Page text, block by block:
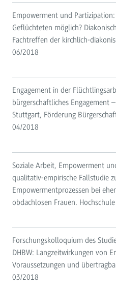
Empowerment und
Geflüchteten möglich?
Fachtreffen der kirchlich-
06/2018
Engagement in der
bürgerschaftliches Engagement
Stuttgart, Förderung
04/2018
Soziale Arbeit, Empowerment
qualitativ-empirische Fallstudie
Empowermentprozessen bei
obdachlosen Frauen.
Forschungskolloquium des
DHBW: Langzeitwirkungen von
Voraussetzungen und
03/2018